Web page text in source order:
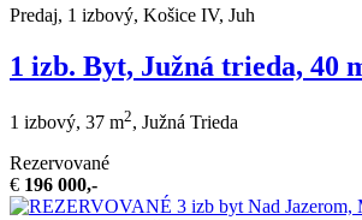
Predaj, 1 izbový, Košice IV, Juh
1 izb. Byt, Južná trieda, 40
1 izbový, 37 m2, Južná Trieda
Rezervované
€ 196 000,-